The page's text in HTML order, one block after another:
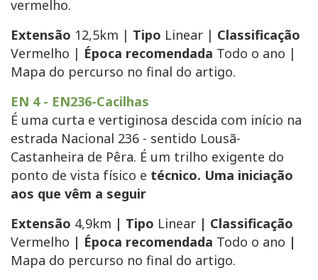
vermelho.
Extensão 12,5km | Tipo Linear | Classificação
Vermelho | Época recomendada Todo o ano |
Mapa do percurso no final do artigo.
EN 4 - EN236-Cacilhas
É uma curta e vertiginosa descida com início na
estrada Nacional 236 - sentido Lousã-
Castanheira de Pêra. É um trilho exigente do
ponto de vista físico e técnico. Uma iniciação
aos que vêm a seguir
Extensão 4,9km | Tipo Linear | Classificação
Vermelho | Época recomendada Todo o ano |
Mapa do percurso no final do artigo.